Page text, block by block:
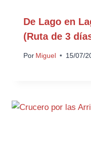
De Lago en
(Ruta de 3
Por Miguel 15/07/